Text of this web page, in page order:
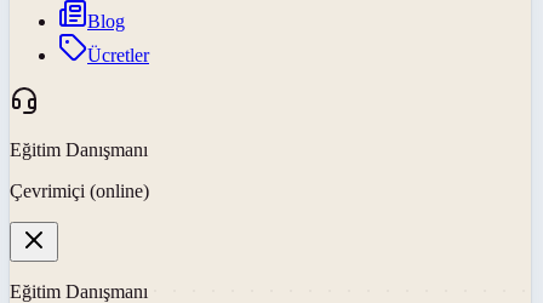
Blog
Ücretler
Eğitim Danışmanı
Çevrimiçi (online)
Eğitim Danışmanı